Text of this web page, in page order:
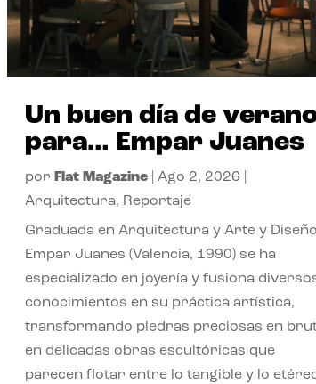
Un buen día de
para… Empar Juanes
por Flat Magazine| Ago 2, 2026
Arquitectura, Reportaje
Graduada en Arquitectura y Arte y
Empar Juanes (Valencia, 1990) se ha
especializado en joyería y fusiona
conocimientos en su práctica artística,
transformando piedras preciosas en
en delicadas obras escultóricas que
parecen flotar entre lo tangible y lo